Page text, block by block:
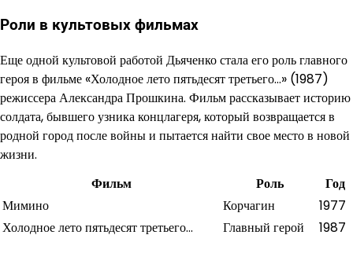
Роли в культовых фильмах
Еще одной культовой работой Дьяченко стала его роль главного
героя в фильме «Холодное лето пятьдесят третьего…» (1987)
режиссера Александра Прошкина. Фильм рассказывает историю
солдата, бывшего узника концлагеря, который возвращается в
родной город после войны и пытается найти свое место в новой
жизни.
Фильм
Роль
Год
Мимино
Корчагин
1977
Холодное лето пятьдесят третьего…
Главный герой 1987